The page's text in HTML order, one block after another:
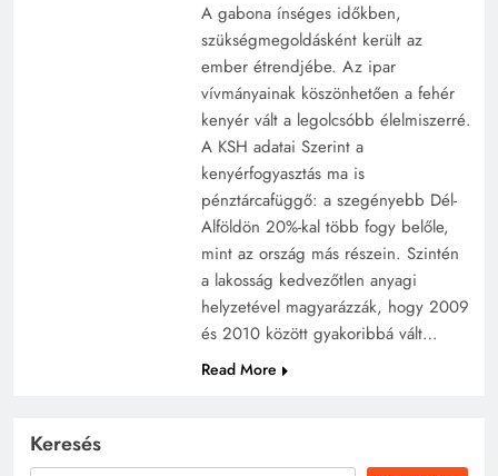
A gabona ínséges időkben,
szükségmegoldásként került az
ember étrendjébe. Az ipar
vívmányainak köszönhetően a fehér
kenyér vált a legolcsóbb élelmiszerré.
A KSH adatai Szerint a
kenyérfogyasztás ma is
pénztárcafüggő: a szegényebb Dél-
Alföldön 20%-kal több fogy belőle,
mint az ország más részein. Szintén
a lakosság kedvezőtlen anyagi
helyzetével magyarázzák, hogy 2009
és 2010 között gyakoribbá vált…
Read More
Keresés